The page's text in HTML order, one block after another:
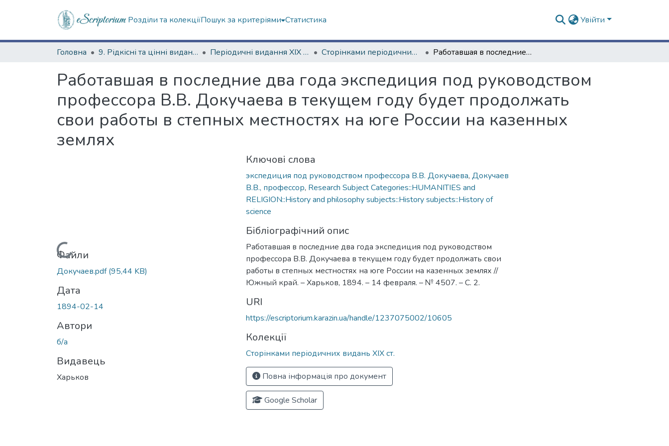
Розділи та колекціїПошук за критеріями Статистика Увійти
Головна 9. Рідкісні та цінні видання Періодичні видання ХІХ ст. Сторінками періодичних видань ХІХ ст. Работавшая в последние два года экспедиция под руководством профессора В.В. Докучаева в текущем году будет продолжать свои работы в степных местностях на юге России на казенных землях
Работавшая в последние два года экспедиция под руководством
профессора В.В. Докучаева в текущем году будет продолжать
свои работы в степных местностях на юге России на казенных
землях
Вантажиться...
Файли
Докучаев.pdf(95,44 KB)
Дата
1894-02-14
Автори
б/а
Видавець
Харьков
Ключові слова
экспедиция под руководством профессора В.В. Докучаева, Докучаев
В.В., профессор, Research Subject Categories::HUMANITIES and
RELIGION::History and philosophy subjects::History subjects::History of
science
Бібліографічний опис
Работавшая в последние два года экспедиция под руководством
профессора В.В. Докучаева в текущем году будет продолжать свои
работы в степных местностях на юге России на казенных землях //
Южный край. – Харьков, 1894. – 14 февраля. – № 4507. – С. 2.
URI
https://escriptorium.karazin.ua/handle/1237075002/10605
Колекції
Сторінками періодичних видань ХІХ ст.
Повна інформація про документ
Google Scholar